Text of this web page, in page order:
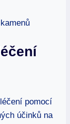
pomocí
účinků na